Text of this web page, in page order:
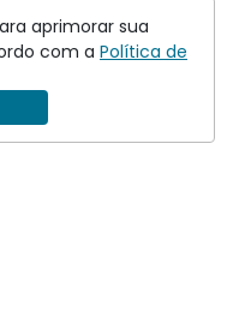
outros países e
no que diz
aprimorar sua
com a Política de